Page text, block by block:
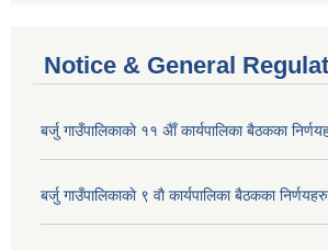
Notice & General
बर्जु गाउँपालिकाकाे ११ अैाँ कार्यपालिका बैठकका
बर्जु गाउँपालिकाकाे ९ वाै‌ कार्यपालिका बैठकका निर्णयहरु